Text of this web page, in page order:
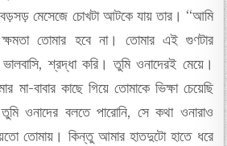
বড়সড় মেসেজে চোখটা আটকে যায় তার। “আমি
ক্ষমতা তোমার হবে না। তোমার এই গুণটার
শ্রদ্ধা করি। তুমি ওনাদের‌ই মেয়ে।
বাবার কাছে গিয়ে তোমাকে ভিক্ষা চেয়েছি
ওনাদের বলতে পারোনি, সে কথা ওনারাও
তোমায়। কিন্তু আমার হাতদুটো হাতে ধরে